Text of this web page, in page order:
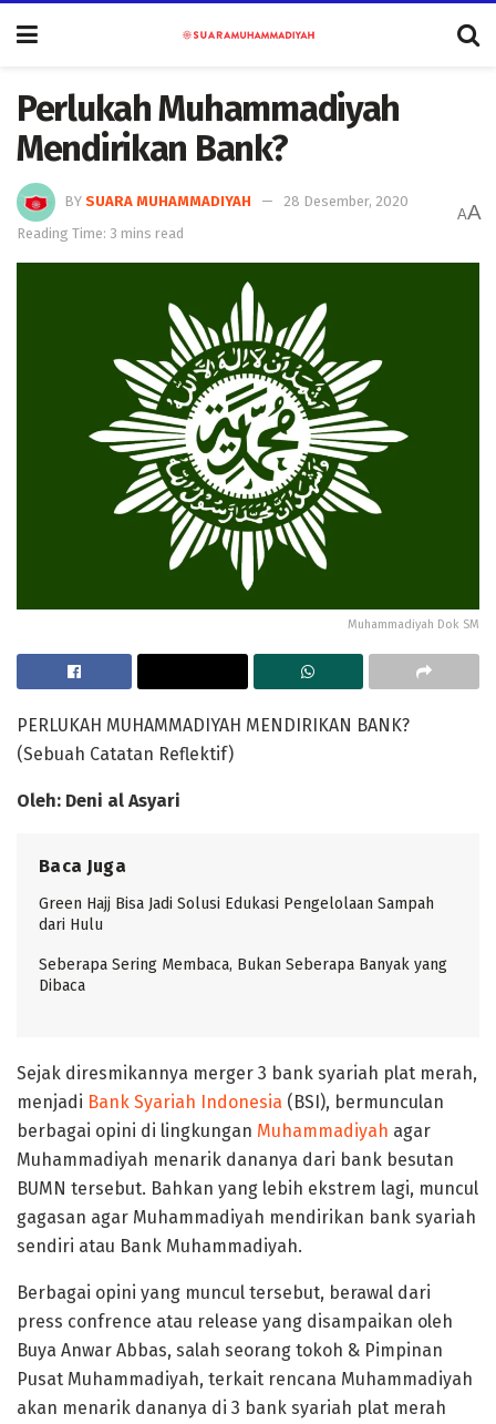
Perlukah Muhammadiyah
Mendirikan Bank?
BY SUARA MUHAMMADIYAH
28 Desember, 2020
Reading Time: 3 mins read
AA
Muhammadiyah Dok SM
PERLUKAH MUHAMMADIYAH MENDIRIKAN BANK?
(Sebuah Catatan Reflektif)
Oleh: Deni al Asyari
Baca Juga
Green Hajj Bisa Jadi Solusi Edukasi Pengelolaan Sampah
dari Hulu
Seberapa Sering Membaca, Bukan Seberapa Banyak yang
Dibaca
Sejak diresmikannya merger 3 bank syariah plat merah,
menjadi Bank Syariah Indonesia (BSI), bermunculan
berbagai opini di lingkungan Muhammadiyah agar
Muhammadiyah menarik dananya dari bank besutan
BUMN tersebut. Bahkan yang lebih ekstrem lagi, muncul
gagasan agar Muhammadiyah mendirikan bank syariah
sendiri atau Bank Muhammadiyah.
Berbagai opini yang muncul tersebut, berawal dari
press confrence atau release yang disampaikan oleh
Buya Anwar Abbas, salah seorang tokoh & Pimpinan
Pusat Muhammadiyah, terkait rencana Muhammadiyah
akan menarik dananya di 3 bank syariah plat merah